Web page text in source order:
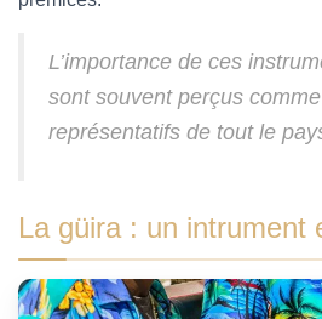
L’importance de ces
sont souvent perçus
représentatifs de tout le
La güira : un intrument